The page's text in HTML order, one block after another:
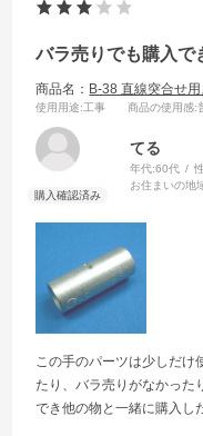
バラ売りでも購入で
商品名： B-38 直線突合せ
使用用途:工事 商品の使用感:
てる
年代:60代
お住まいの地
この手のパーツは少しだけ
たり、バラ売りがなかった
でき他の物と一緒に購入し